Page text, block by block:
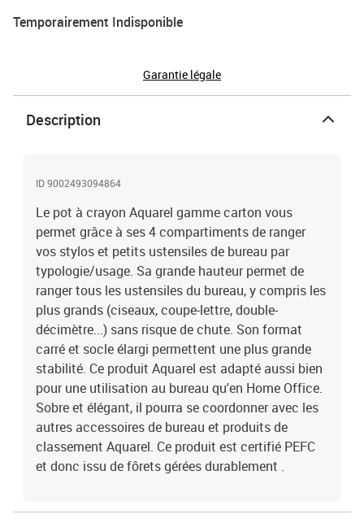
Ce produit est certifié PEFC et donc issu de fôrets gérées
Temporairement Indisponible
Garantie légale
Description
ID 9002493094864
Le pot à crayon Aquarel gamme carton vous
permet grâce à ses 4 compartiments de ranger
vos stylos et petits ustensiles de bureau par
typologie/usage. Sa grande hauteur permet de
ranger tous les ustensiles du bureau, y compris les
plus grands (ciseaux, coupe-lettre, double-
décimètre...) sans risque de chute. Son format
carré et socle élargi permettent une plus grande
stabilité. Ce produit Aquarel est adapté aussi bien
pour une utilisation au bureau qu'en Home Office.
Sobre et élégant, il pourra se coordonner avec les
autres accessoires de bureau et produits de
classement Aquarel. Ce produit est certifié PEFC
et donc issu de fôrets gérées durablement .